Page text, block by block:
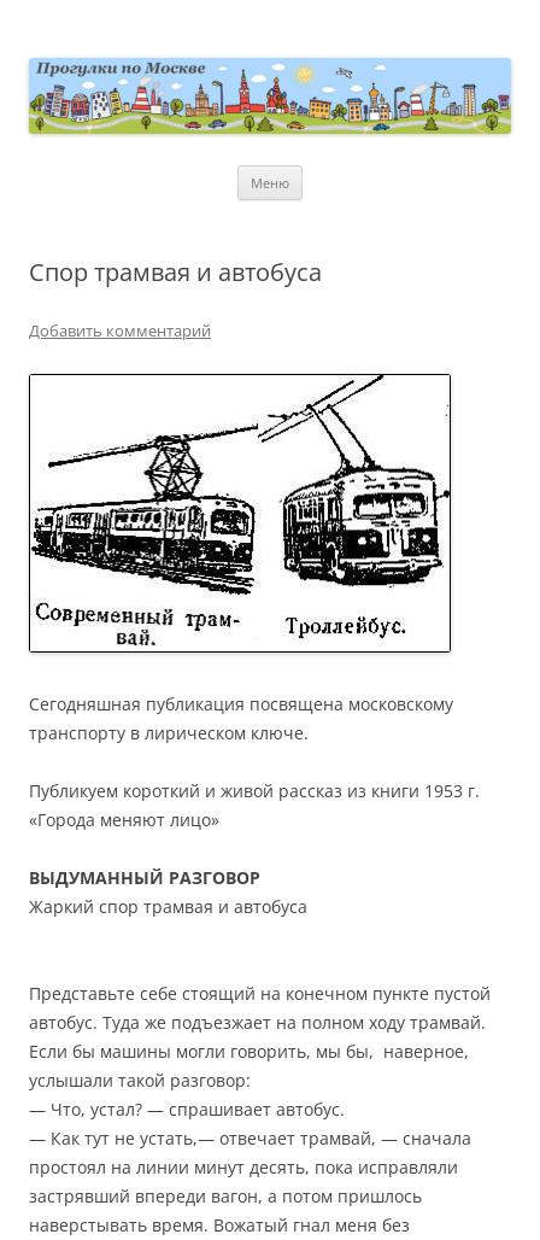
Меню
Спор трамвая и автобуса
Добавить комментарий
Сегодняшная публикация посвящена московскому
транспорту в лирическом ключе.
Публикуем короткий и живой рассказ из книги 1953 г.
«Города меняют лицо»
ВЫДУМАННЫЙ РАЗГОВОР
Жаркий спор трамвая и автобуса
Представьте себе стоящий на конечном пункте пустой
автобус. Туда же подъезжает на полном ходу трамвай.
Если бы машины могли говорить, мы бы, наверное,
услышали такой разговор:
— Что, устал? — спрашивает автобус.
— Как тут не устать,— отвечает трамвай, — сначала
простоял на линии минут десять, пока исправляли
застрявший впереди вагон, а потом пришлось
наверстывать время. Вожатый гнал меня без